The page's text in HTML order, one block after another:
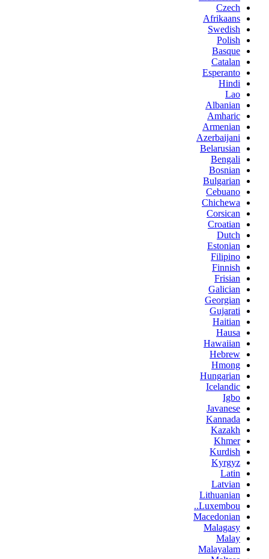
Czech
Afrikaans
Swedish
Polish
Basque
Catalan
Esperanto
Hindi
Lao
Albanian
Amharic
Armenian
Azerbaijani
Belarusian
Bengali
Bosnian
Bulgarian
Cebuano
Chichewa
Corsican
Croatian
Dutch
Estonian
Filipino
Finnish
Frisian
Galician
Georgian
Gujarati
Haitian
Hausa
Hawaiian
Hebrew
Hmong
Hungarian
Icelandic
Igbo
Javanese
Kannada
Kazakh
Khmer
Kurdish
Kyrgyz
Latin
Latvian
Lithuanian
Luxembou..
Macedonian
Malagasy
Malay
Malayalam